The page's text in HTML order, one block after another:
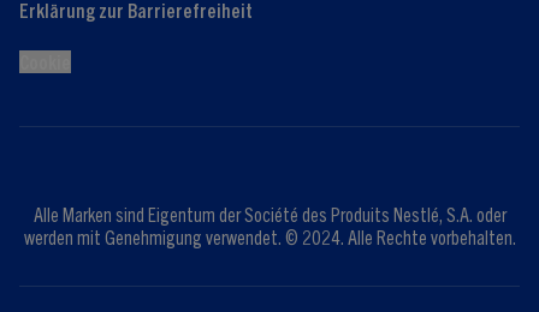
Erklärung zur Barrierefreiheit
Alle Marken sind Eigentum der Société des Produits Nestlé, S.A. oder
werden mit Genehmigung verwendet. © 2024. Alle Rechte vorbehalten.